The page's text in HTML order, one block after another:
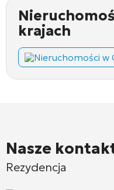
krajach
Nieruchomości w
Nasze
Rezydencja